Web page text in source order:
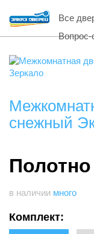
Все
Вопрос-
снежный
в наличии много
Комплект: